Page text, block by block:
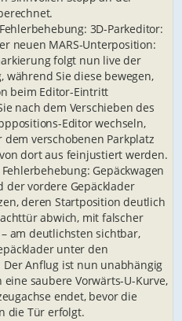
3D-Parkeditor:
neuen MARS-Unterposition:
folgt nun live der
während Sie diese bewegen,
beim Editor-Eintritt
nach dem Verschieben des
Editor wechseln,
verschobenen Parkplatz
dort aus feinjustiert werden.
Fehlerbehebung: Gepäckwagen
der vordere Gepäcklader
deren Startposition deutlich
abwich, mit falscher
am deutlichsten sichtbar,
unter den
Anflug ist nun unabhängig
saubere Vorwärts-U-Kurve,
endet, bevor die
die Tür erfolgt.